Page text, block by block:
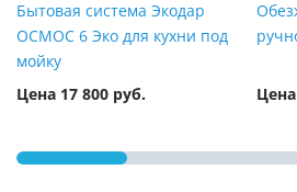
Бытовая система Экодар
ОСМОС 6 Эко для кухни под
мойку
Цена 17 800 руб.